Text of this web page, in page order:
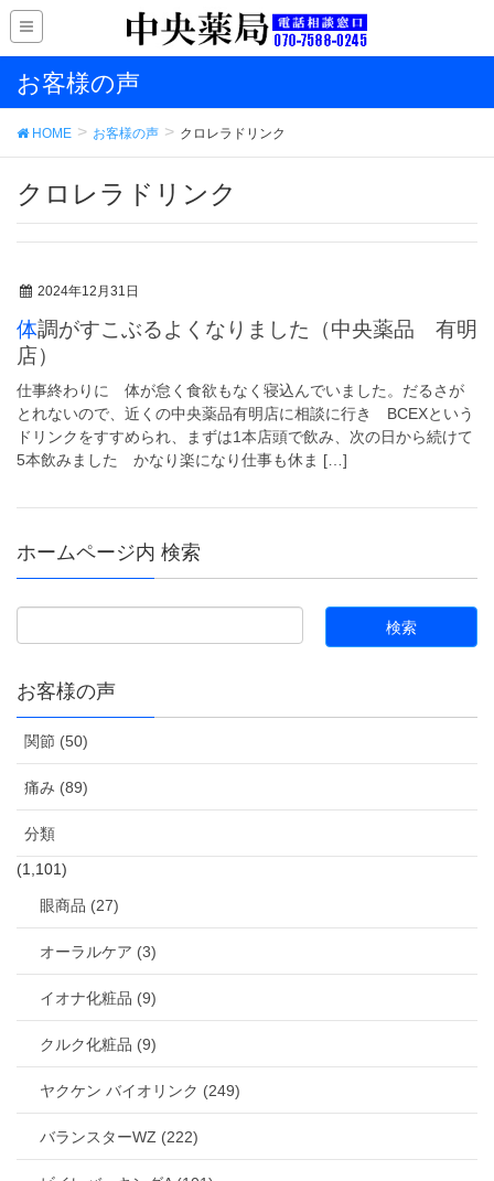
お客様の声
HOME お客様の声 クロレラドリンク
クロレラドリンク
2024年12月31日
体調がすこぶるよくなりました（中央薬品 有明
店）
仕事終わりに 体が怠く食欲もなく寝込んでいました。だるさが
とれないので、近くの中央薬品有明店に相談に行き BCEXという
ドリンクをすすめられ、まずは1本店頭で飲み、次の日から続けて
5本飲みました かなり楽になり仕事も休ま […]
ホームページ内 検索
お客様の声
関節 (50)
痛み (89)
分類
(1,101)
眼商品 (27)
オーラルケア (3)
イオナ化粧品 (9)
クルク化粧品 (9)
ヤクケン バイオリンク (249)
バランスターWZ (222)